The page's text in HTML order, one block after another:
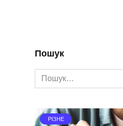
Пошук
Search
for:
РІЗНЕ